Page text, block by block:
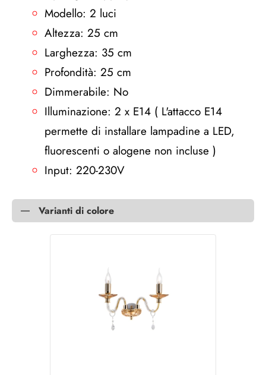
Modello: 2 luci
Altezza: 25 cm
Larghezza: 35 cm
Profondità: 25 cm
Dimmerabile: No
Illuminazione: 2 x E14 ( L'attacco E14
permette di installare lampadine a LED,
fluorescenti o alogene non incluse )
Input: 220-230V
Varianti di colore